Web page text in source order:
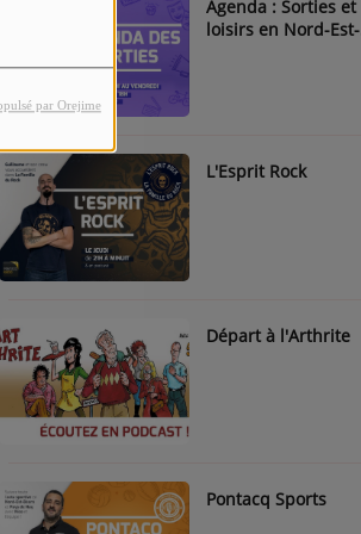
par Orejime
Agenda : Sorties et
loisirs en Nord-Est-
L'Esprit Rock
Départ à l'Arthrite
Pontacq Sports